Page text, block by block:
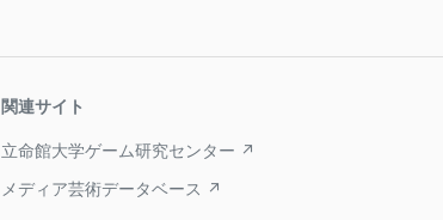
関連サイト
立命館大学ゲーム研究センター ↗
メディア芸術データベース ↗